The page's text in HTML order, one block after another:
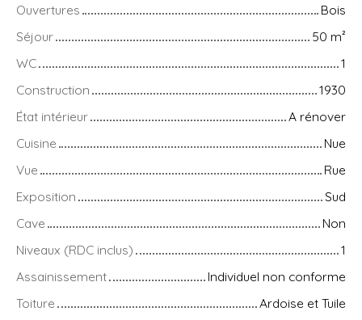
Ouvertures
Bois
Séjour
50 m²
WC
1
Construction
1930
État intérieur
A rénover
Cuisine
Nue
Vue
Rue
Exposition
Sud
Cave
Non
Niveaux (RDC inclus)
1
Assainissement
Individuel non conforme
Toiture
Ardoise et Tuile